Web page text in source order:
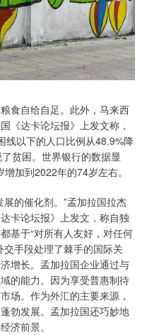
自给自足。此外，马来西
《达卡论坛报》上发文称，
线以下的人口比例从48.9%降
贫困。世界银行的数据显
加到2022年的74岁左右。
的催化剂。”孟加拉国拉杰
卡论坛报》上发文，称自独
基于“对所有人友好，对任何
交手段处理了棘手的国际关
增长。孟加拉国企业通过与
的能力。因为享受普惠制待
场。作为外汇的主要来源，
勃发展。孟加拉国还巧妙地
济前景。